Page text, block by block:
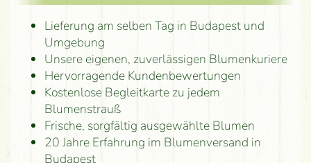
Lieferung am selben Tag in Budapest und
Umgebung
Unsere eigenen, zuverlässigen Blumenkuriere
Hervorragende Kundenbewertungen
Kostenlose Begleitkarte zu jedem
Blumenstrauß
Frische, sorgfältig ausgewählte Blumen
20 Jahre Erfahrung im Blumenversand in
Budapest